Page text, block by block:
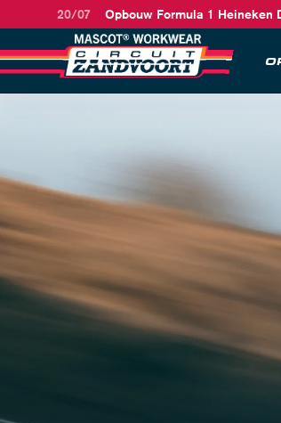
20/07 Opbouw Formula 1 Heineken